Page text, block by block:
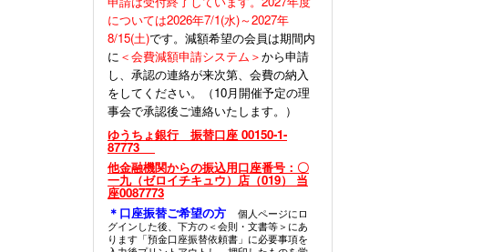
については2026年7/1(水)～2027年
8/15(土)です。減額希望の会員は期間内
に ＜会費減額申請システム＞から申請
し、承認の連絡が来次第、会費の納入
をしてください。（10月開催予定の理
事会で承認後ご連絡いたします。）
ゆうちょ銀行 振替口座 00150-1-
87773
他金融機関からの振込用口座番号：〇
一九（ゼロイチキュウ）店（019） 当
座0087773
＊口座振替ご希望の方
個人ページにロ
グインした後、下方の＜会則・文書等＞にあ
ります「預金口座振替依頼書」に必要事項を